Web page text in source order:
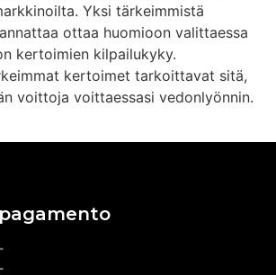
Yksi tärkeimmistä
ottaa huomioon valittaessa
kertoimien kilpailukyky.
kertoimet tarkoittavat sitä,
voittoja voittaessasi vedonlyönnin.